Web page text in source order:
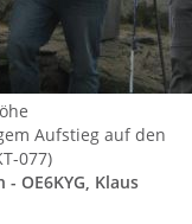
Aufstieg auf den
077)
- OE6KYG, Klaus